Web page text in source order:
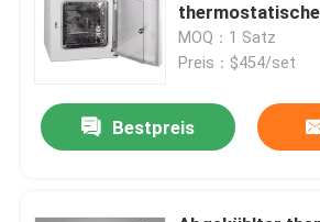
220V
MOQ：1 Satz
Preis：$454/set
Bestpreis